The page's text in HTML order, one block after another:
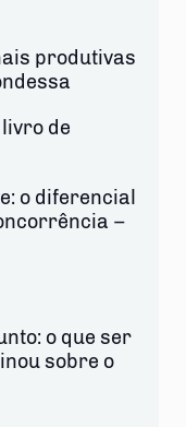
produtivas
de
o diferencial
–
o que ser
sobre o